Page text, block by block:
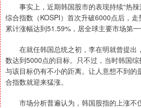
事实上，近期韩国股市的表现持续“热辣
综合指数（KOSPI）首次升破6000点后，
累计涨幅达到51.59%，居全球主要市场第一
在就任韩国总统之初，李在明就曾提出
数达到5000点的目标。只不过，当时韩国综
与该目标仍有不小的距离。让人意想不到的
合指数就迎来猛涨。
市场分析普遍认为，韩国股指的上涨不